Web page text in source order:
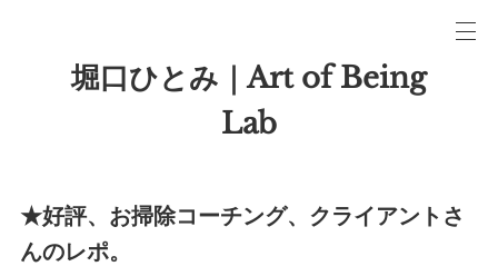
堀口ひとみ｜Art of Being
Lab
★好評、お掃除コーチング、クライアントさ
んのレポ。